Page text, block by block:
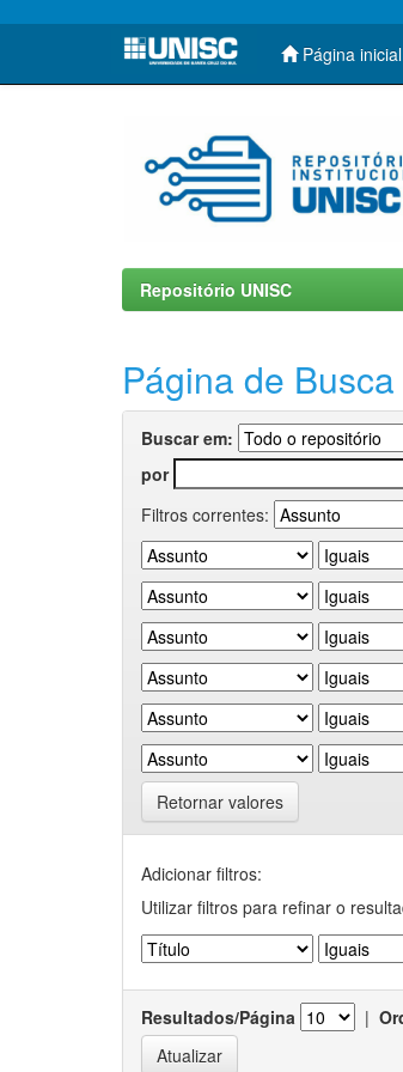
Skip
Página inicial
Repositório UNISC
Página de Busca
Buscar em:
por
Filtros correntes:
Retornar valores
Adicionar filtros:
Utilizar filtros para refinar o
Resultados/Página |